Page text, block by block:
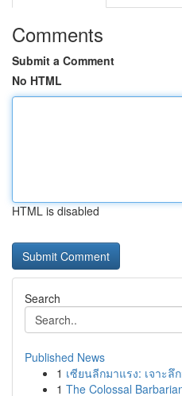
Comments
Submit a Comment
No HTML
HTML is disabled
Search
Published News
1 เซียนลีกมาแรง: เจาะลึ
1 The Colossal